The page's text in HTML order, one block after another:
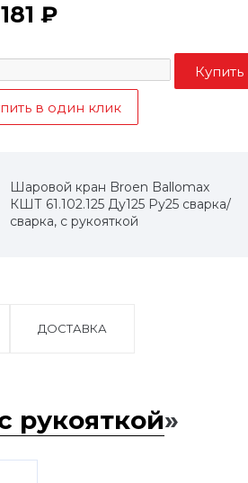
₽
Шаровой кран Broen Ballomax
КШТ 61.102.125 Ду125 Ру25 сварка/
сварка, с рукояткой
ДОСТАВКА
рукояткой»